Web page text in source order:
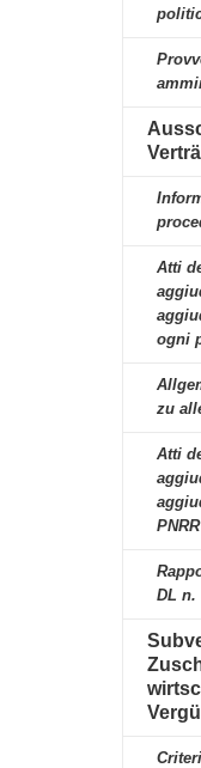
Atti
ogni
zu
Atti
PNRR
DL n.